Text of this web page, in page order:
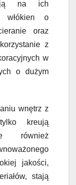
na ich
włókien o
oraz
z
w
o dużym
wnętrz z
kreują
również
jakości,
stają